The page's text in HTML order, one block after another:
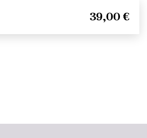
39,00 €